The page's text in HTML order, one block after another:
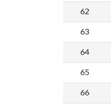
62
63
64
65
66